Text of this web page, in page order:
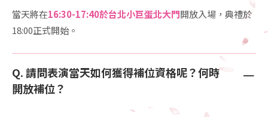
當天將在16:30-17:40於台北小巨蛋北大門開放入場，典禮於
18:00正式開始。
Q. 請問表演當天如何獲得補位資格呢？何時
開放補位？
－